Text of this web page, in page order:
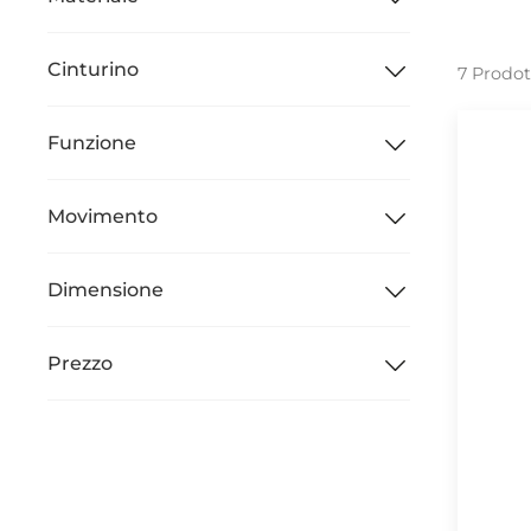
Cinturino
Funzione
Movimento
Dimensione
Prezzo
7